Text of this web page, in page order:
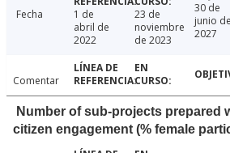
Fecha
1 de
abril de
2022
23 de
noviembre
de 2023
30 de
junio de
2027
Comentar
Number of sub-projects prepared
citizen engagement (% female